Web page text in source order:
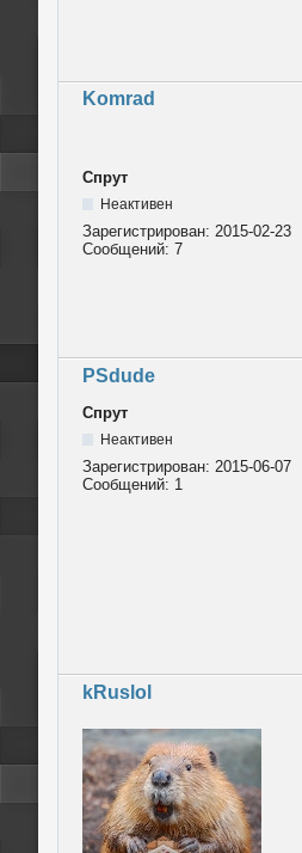
Komrad
Спрут
Неактивен
Зарегистрирован: 2015-02-23
Сообщений: 7
PSdude
Спрут
Неактивен
Зарегистрирован: 2015-06-07
Сообщений: 1
kRuslol